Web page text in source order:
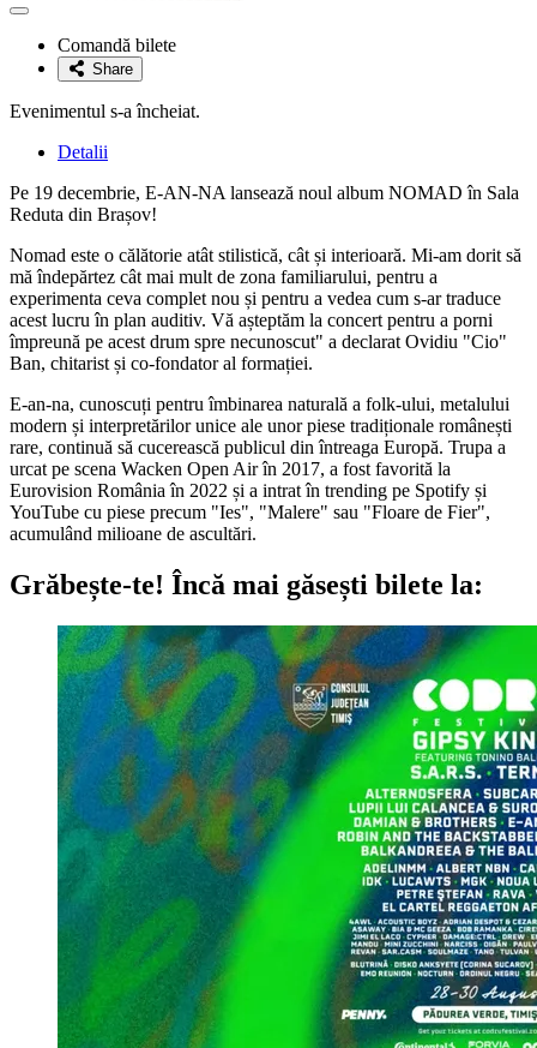
Adaugă
favoriteComandă bilete
Share
Evenimentul s-a încheiat.
Detalii
Pe 19 decembrie, E-AN-NA lansează noul album NOMAD în Sala
Reduta din Brașov!
Nomad este o călătorie atât stilistică, cât și interioară. Mi-am dorit să
mă îndepărtez cât mai mult de zona familiarului, pentru a
experimenta ceva complet nou și pentru a vedea cum s-ar traduce
acest lucru în plan auditiv. Vă așteptăm la concert pentru a porni
împreună pe acest drum spre necunoscut" a declarat Ovidiu "Cio"
Ban, chitarist și co-fondator al formației.
E-an-na, cunoscuți pentru îmbinarea naturală a folk-ului, metalului
modern și interpretărilor unice ale unor piese tradiționale românești
rare, continuă să cucerească publicul din întreaga Europă. Trupa a
urcat pe scena Wacken Open Air în 2017, a fost favorită la
Eurovision România în 2022 și a intrat în trending pe Spotify și
YouTube cu piese precum "Ies", "Malere" sau "Floare de Fier",
acumulând milioane de ascultări.
Grăbește-te! Încă mai găsești bilete la: